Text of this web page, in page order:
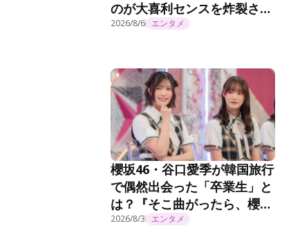
のが大喜利センスを炸裂させ
る！『日向坂で会いましょ
2026/8/6 エンタメ
櫻坂46・谷口愛季が韓国旅行
で偶然出会った「卒業生」と
は？『そこ曲がったら、櫻
坂？』第294話
2026/8/3 エンタメ